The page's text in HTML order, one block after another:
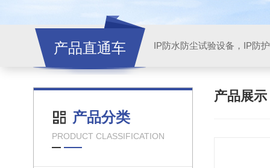
产品直通车
产品分类
PRODUCT CLASSIFICATION
产品展示